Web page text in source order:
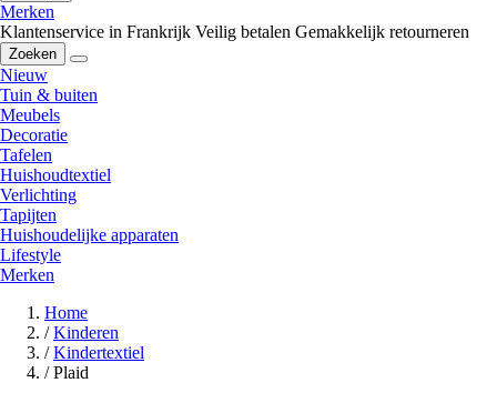
Merken
Klantenservice in Frankrijk Veilig betalen Gemakkelijk retourneren
Zoeken
Nieuw
Tuin & buiten
Meubels
Decoratie
Tafelen
Huishoudtextiel
Verlichting
Tapijten
Huishoudelijke apparaten
Lifestyle
Merken
Home
/ Kinderen
/ Kindertextiel
/ Plaid